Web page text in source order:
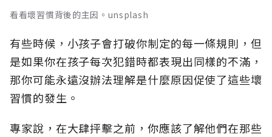
看看壞習慣背後的主因。unsplash
有些時候，小孩子會打破你制定的每一條規則，但
是如果你在孩子每次犯錯時都表現出同樣的不滿，
那你可能永遠沒辦法理解是什麼原因促使了這些壞
習慣的發生。
專家說，在大肆抨擊之前，你應該了解他們在那些